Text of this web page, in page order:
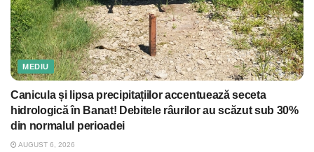
MEDIU
Canicula și lipsa precipitațiilor accentuează seceta
hidrologică în Banat! Debitele râurilor au scăzut sub 30%
din normalul perioadei
AUGUST 6, 2026